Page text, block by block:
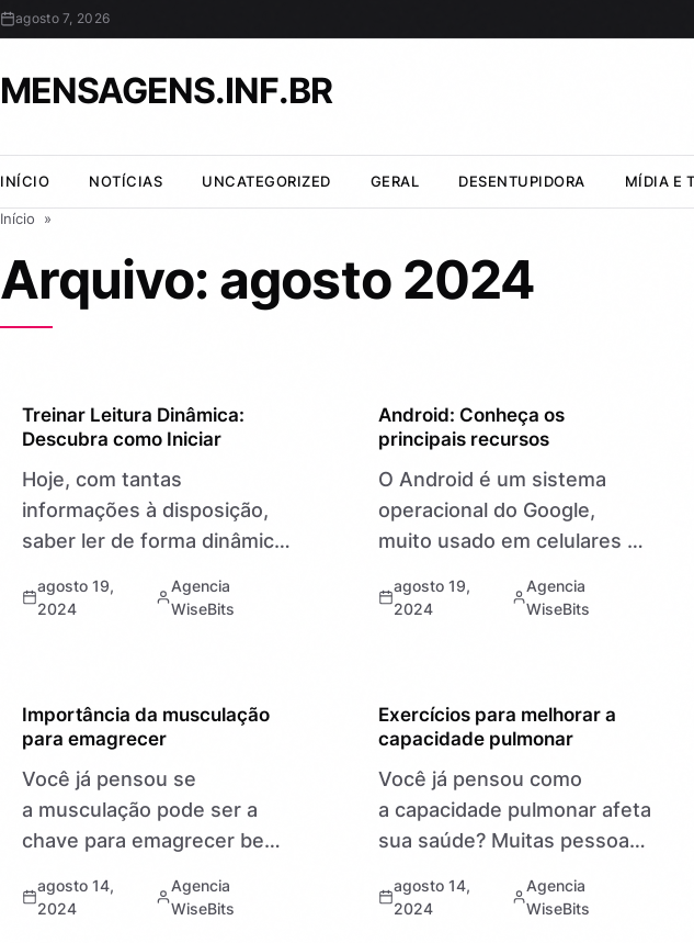
agosto 7, 2026
MENSAGENS.INF.BR
INÍCIO NOTÍCIAS UNCATEGORIZED GERAL DESENTUPIDORA MÍDIA E
Início »
Arquivo: agosto 2024
GERAL
Treinar Leitura Dinâmica:
Descubra como Iniciar
Hoje, com tantas
informações à disposição,
saber ler de forma dinâmica
só ler rápido, mas também
agosto 19,
2024
Agencia
WiseBits
NOTÍCIAS
Android: Conheça os
principais recursos
O Android é um sistema
operacional do Google,
muito usado em celulares e
principais recursos do
agosto 19,
2024
Agencia
WiseBits
SAÚDE
Importância da musculação
para emagrecer
Você já pensou se
a musculação pode ser a
chave para emagrecer bem?
exercícios aeróbicos são
agosto 14,
2024
Agencia
WiseBits
SAÚDE
Exercícios para melhorar a
capacidade pulmonar
Você já pensou como
a capacidade pulmonar afeta
sua saúde? Muitas pessoas
respiratórios. Eles acham
agosto 14,
2024
Agencia
WiseBits